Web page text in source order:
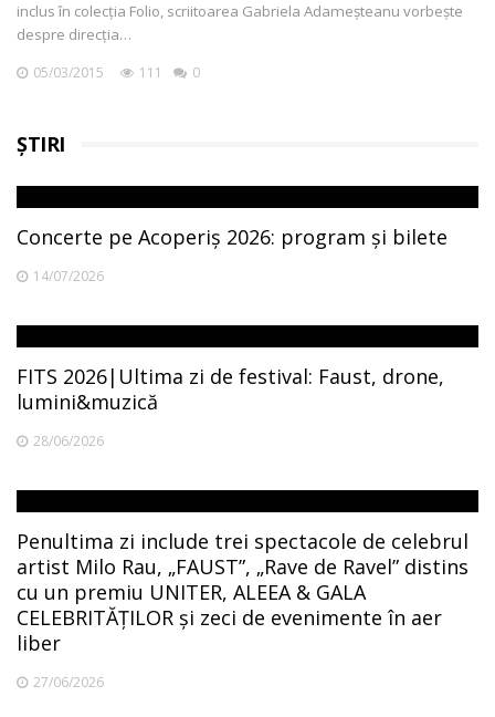
inclus în colecția Folio, scriitoarea Gabriela Adameșteanu vorbește
despre direcția…
05/03/2015 111 0
ȘTIRI
Concerte pe Acoperiș 2026: program și bilete
14/07/2026
FITS 2026|Ultima zi de festival: Faust, drone,
lumini&muzică
28/06/2026
Penultima zi include trei spectacole de celebrul
artist Milo Rau, „FAUST”, „Rave de Ravel” distins
cu un premiu UNITER, ALEEA & GALA
CELEBRITĂȚILOR și zeci de evenimente în aer
liber
27/06/2026